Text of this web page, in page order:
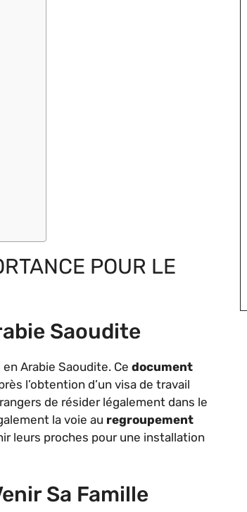
POUR LE
Saoudite
Arabie Saoudite. Ce document
l’obtention d’un visa de travail
de résider légalement dans le
la voie au regroupement
leurs proches pour une installation
Sa Famille